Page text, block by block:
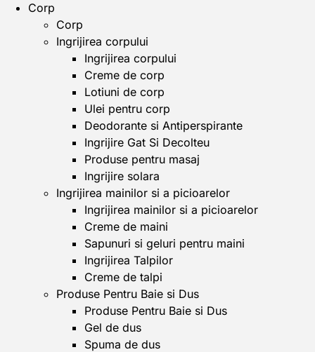
Corp
Corp
Ingrijirea corpului
Ingrijirea corpului
Creme de corp
Lotiuni de corp
Ulei pentru corp
Deodorante si Antiperspirante
Ingrijire Gat Si Decolteu
Produse pentru masaj
Ingrijire solara
Ingrijirea mainilor si a picioarelor
Ingrijirea mainilor si a picioarelor
Creme de maini
Sapunuri si geluri pentru maini
Ingrijirea Talpilor
Creme de talpi
Produse Pentru Baie si Dus
Produse Pentru Baie si Dus
Gel de dus
Spuma de dus